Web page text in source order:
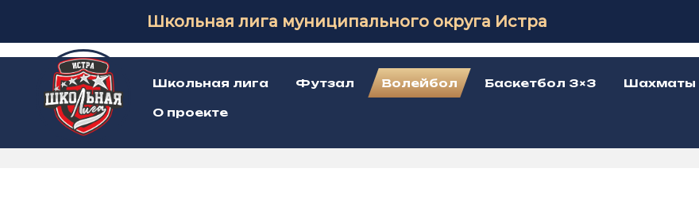
Школьная лига муниципального округа Истра
Школьная лига Футзал Волейбол Баскетбол 3×3 Шахматы
О проекте